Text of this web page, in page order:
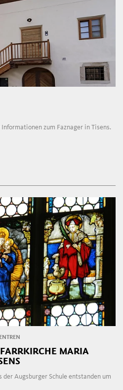
zum Faznager in Tisens.
MARIA
Augsburger Schule entstanden um